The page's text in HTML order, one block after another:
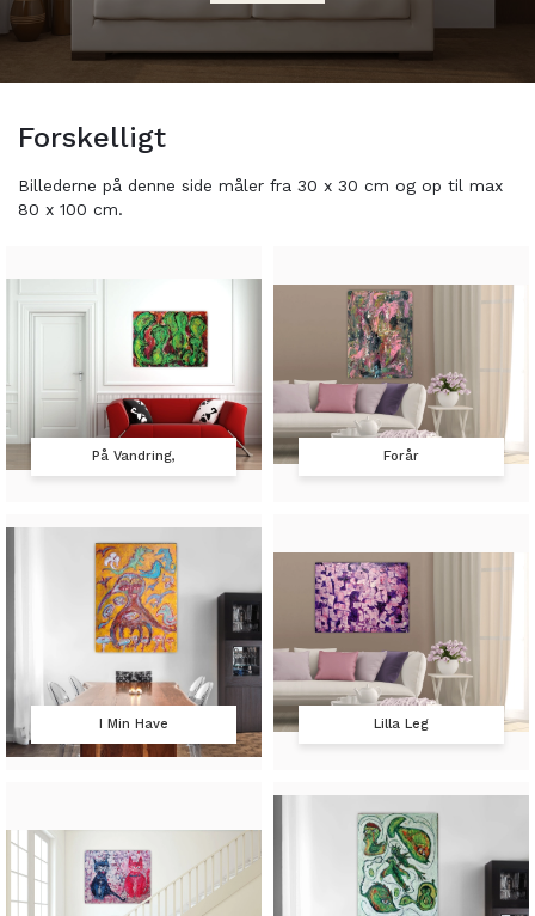
Forskelligt
Billederne på denne side måler fra 30 x 30 cm og op til max
80 x 100 cm.
På Vandring, Forår
I Min Have Lilla Leg